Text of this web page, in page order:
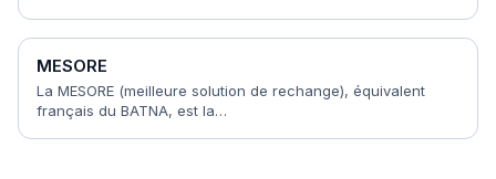
MESORE
La MESORE (meilleure solution de rechange), équivalent
français du BATNA, est la…